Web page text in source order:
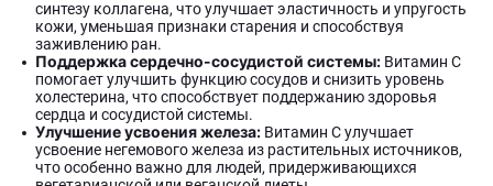
синтезу коллагена, что улучшает эластичность и упругость
кожи, уменьшая признаки старения и способствуя
заживлению ран.
Поддержка сердечно-сосудистой системы: Витамин C
помогает улучшить функцию сосудов и снизить уровень
холестерина, что способствует поддержанию здоровья
сердца и сосудистой системы.
Улучшение усвоения железа: Витамин C улучшает
усвоение негемового железа из растительных источников,
что особенно важно для людей, придерживающихся